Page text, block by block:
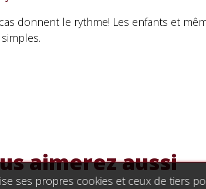
donnent le rythme! Les enfants et
aimerez aussi
ses propres cookies et ceux de tiers